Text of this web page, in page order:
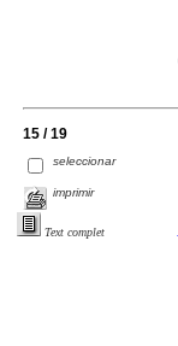
15 / 19
seleccionar
imprimir
Text complet